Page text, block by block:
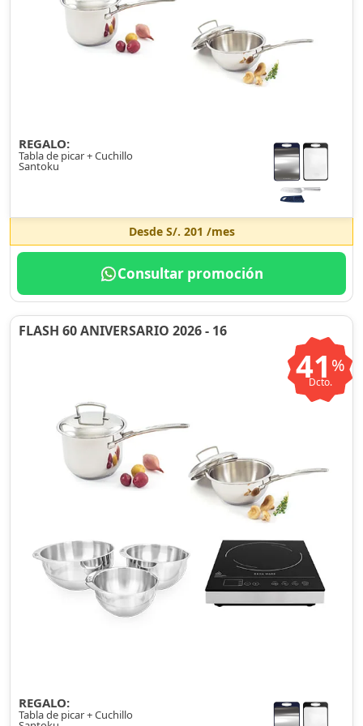
REGALO:
Tabla de picar + Cuchillo
Santoku
Desde S/. 201 /mes
Consultar promoción
FLASH 60 ANIVERSARIO 2026 - 16
41 %
Dcto.
REGALO:
Tabla de picar + Cuchillo